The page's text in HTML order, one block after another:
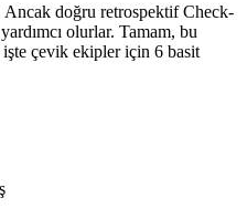
doğru retrospektif Check-
olurlar. Tamam, bu
işte çevik ekipler için 6 basit